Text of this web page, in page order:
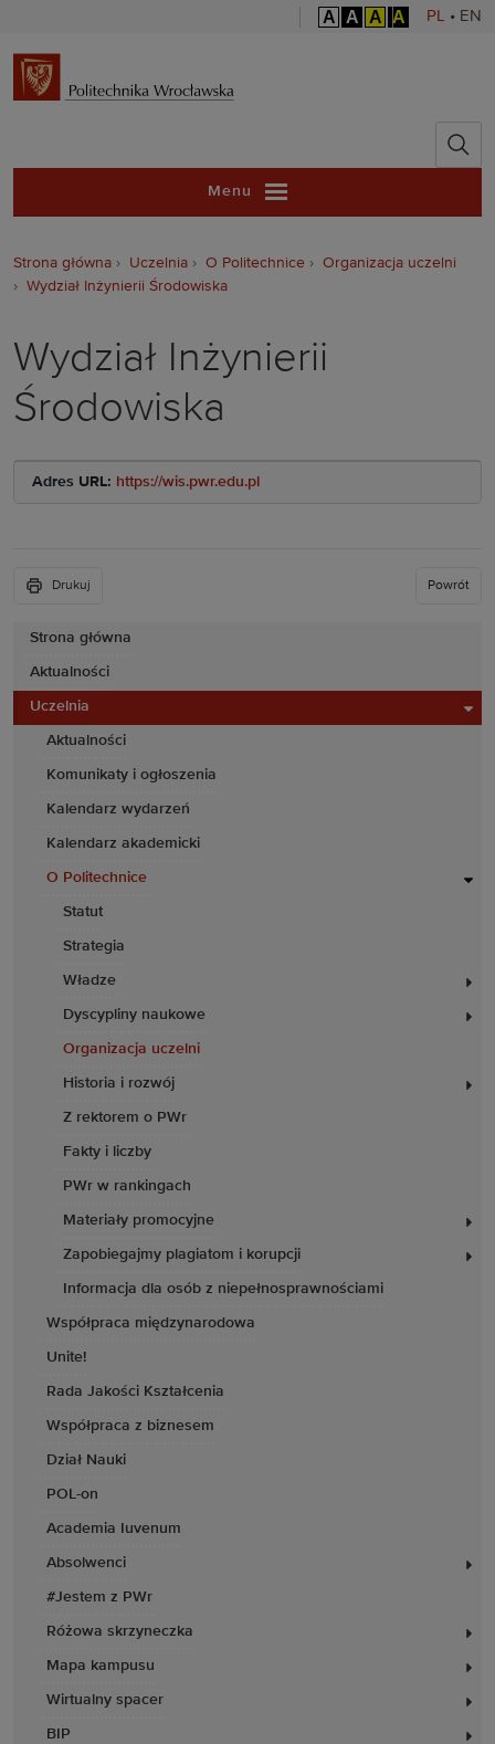
A A A A PL • EN
Politechnika
Menu
Strona główna
Aktualności
Uczelnia
Aktualności
Komunikaty i ogłoszenia
Kalendarz wydarzeń
Kalendarz akademicki
O Politechnice
Statut
Strategia
Władze
Dyscypliny naukowe
Organizacja uczelni
Historia i rozwój
Z rektorem o PWr
Fakty i liczby
PWr w rankingach
Materiały promocyjne
Zapobiegajmy plagiatom i korupcji
Informacja dla osób z niepełnosprawnościami
Współpraca międzynarodowa
Unite!
Rada Jakości Kształcenia
Współpraca z biznesem
Dział Nauki
POL-on
Academia Iuvenum
Absolwenci
#Jestem z PWr
Różowa skrzyneczka
Mapa kampusu
Wirtualny spacer
BIP
Strona główna Uczelnia O Politechnice
Organizacja uczelni
Wydział Inżynierii Środowiska
Wydział Inżynierii
Środowiska
Adres URL: https://wis.pwr.edu.pl
Drukuj Powrót